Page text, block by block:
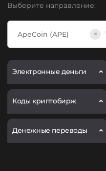
Выберите направление:
×
Электронные деньги
Коды криптобирж
Денежные переводы